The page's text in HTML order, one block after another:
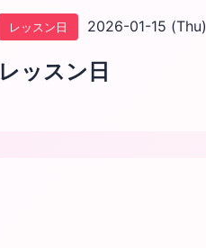
レッスン日 2026-01-15 (Thu)
レッスン日